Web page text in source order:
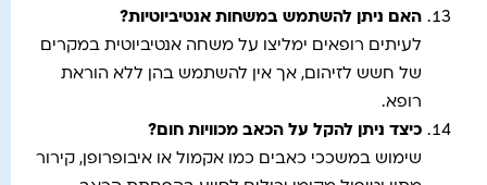
האם ניתן להשתמש במשחות אנטיביוטיות?
לעיתים רופאים ימליצו על משחה אנטיביוטית במקרים
של חשש לזיהום, אך אין להשתמש בהן ללא הוראת
רופא.
כיצד ניתן להקל על הכאב מכוויות חום?
שימוש במשככי כאבים כמו אקמול או איבופרופן, קירור